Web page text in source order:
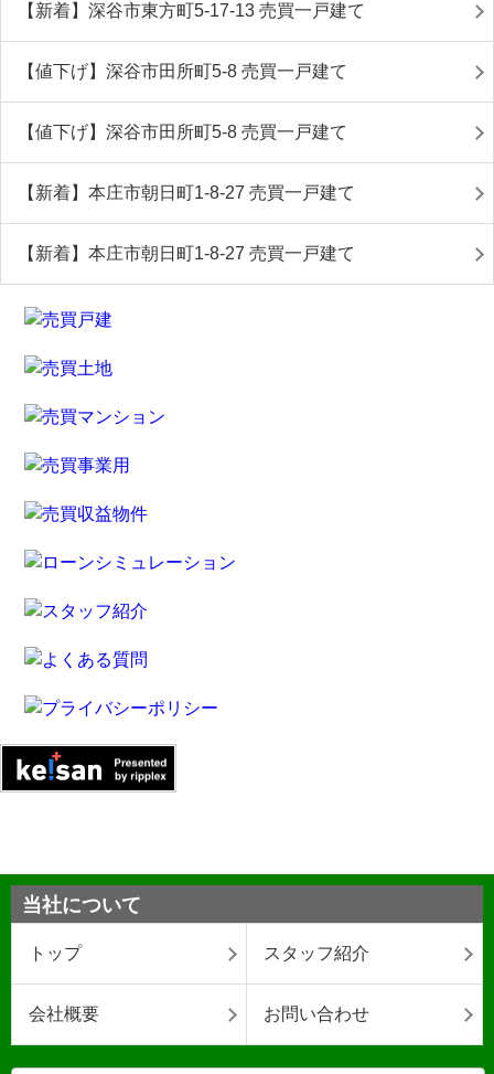
【新着】深谷市東方町5-17-13 売買一戸建て
【値下げ】深谷市田所町5-8 売買一戸建て
【値下げ】深谷市田所町5-8 売買一戸建て
【新着】本庄市朝日町1-8-27 売買一戸建て
【新着】本庄市朝日町1-8-27 売買一戸建て
当社について
トップ スタッフ紹介
会社概要 お問い合わせ